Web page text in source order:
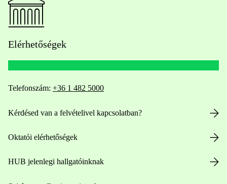
Elérhetőségek
Telefonszám: +36 1 482 5000
Kérdésed van a felvételivel kapcsolatban?
Oktatói elérhetőségek
HUB jelenlegi hallgatóinknak